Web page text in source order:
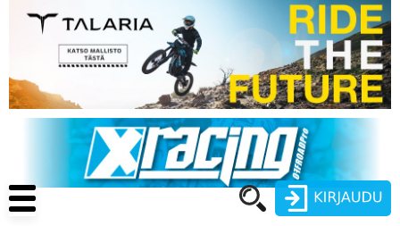
pääsisältöön
Main
navigation